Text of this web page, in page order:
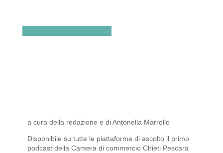
a cura della redazione e di Antonella Marrollo
Disponibile su tutte le piattaforme di ascolto il primo
podcast della Camera di commercio Chieti Pescara